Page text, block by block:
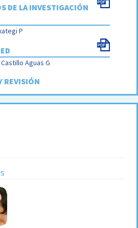
DE LA INVESTIGACIÓN
P
Aguas G
REVISIÓN